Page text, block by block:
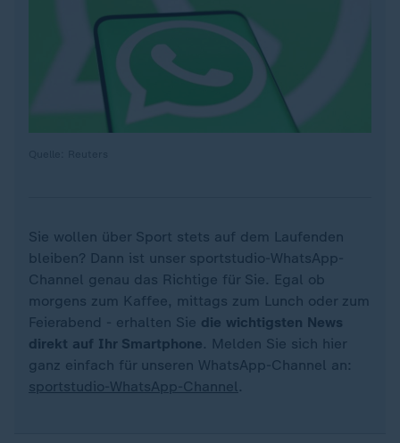
Sie wollen über Sport stets auf dem Laufenden
bleiben? Dann ist unser sportstudio-WhatsApp-
Channel genau das Richtige für Sie. Egal ob
morgens zum Kaffee, mittags zum Lunch oder zum
Feierabend - erhalten Sie die wichtigsten News
direkt auf Ihr Smartphone. Melden Sie sich hier
ganz einfach für unseren WhatsApp-Channel an:
sportstudio-WhatsApp-Channel.